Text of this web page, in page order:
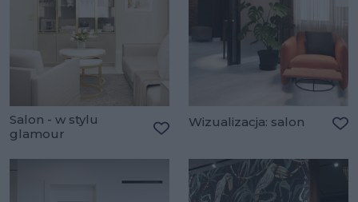
Salon - w stylu
glamour
Wizualizacja: salon